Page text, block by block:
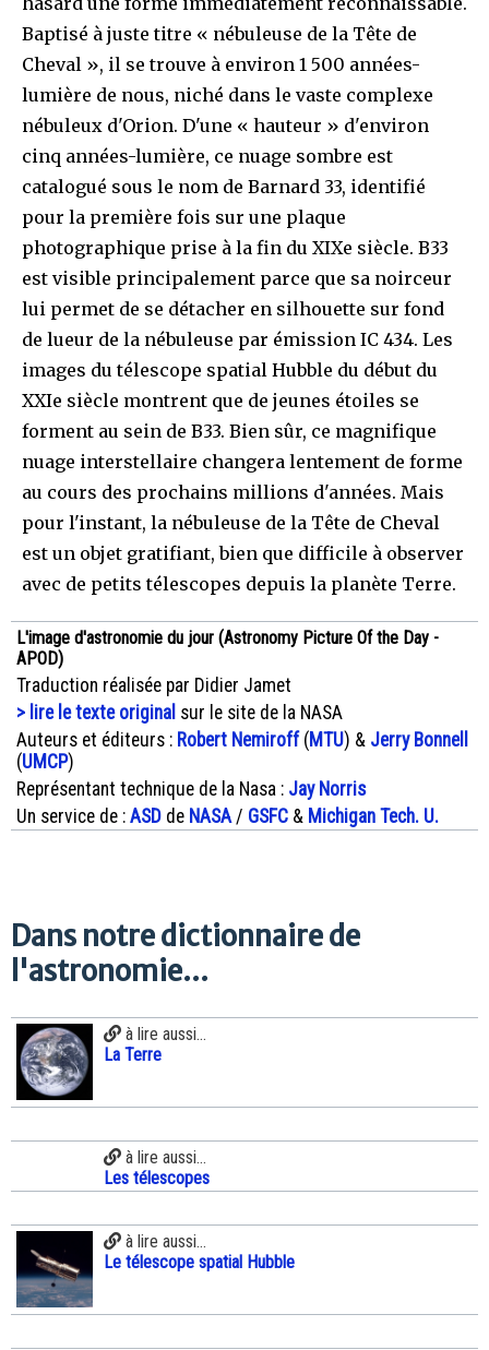
Baptisé à juste titre « nébuleuse de la Tête de
Cheval », il se trouve à environ 1 500 années-
lumière de nous, niché dans le vaste complexe
nébuleux d'Orion. D'une « hauteur » d'environ
cinq années-lumière, ce nuage sombre est
catalogué sous le nom de Barnard 33, identifié
pour la première fois sur une plaque
photographique prise à la fin du XIXe siècle. B33
est visible principalement parce que sa noirceur
lui permet de se détacher en silhouette sur fond
de lueur de la nébuleuse par émission IC 434. Les
images du télescope spatial Hubble du début du
XXIe siècle montrent que de jeunes étoiles se
forment au sein de B33. Bien sûr, ce magnifique
nuage interstellaire changera lentement de forme
au cours des prochains millions d'années. Mais
pour l'instant, la nébuleuse de la Tête de Cheval
est un objet gratifiant, bien que difficile à observer
avec de petits télescopes depuis la planète Terre.
L'image d'astronomie du jour (Astronomy Picture Of the Day -
APOD)
Traduction réalisée par Didier Jamet
> lire le texte original sur le site de la NASA
Auteurs et éditeurs : Robert Nemiroff( MTU) & Jerry Bonnell
(UMCP)
Représentant technique de la Nasa : Jay Norris
Un service de : ASD de NASA/ GSFC & Michigan Tech. U.
Dans notre dictionnaire de
l'astronomie...
à lire aussi...
La Terre
à lire aussi...
Les télescopes
à lire aussi...
Le télescope spatial Hubble